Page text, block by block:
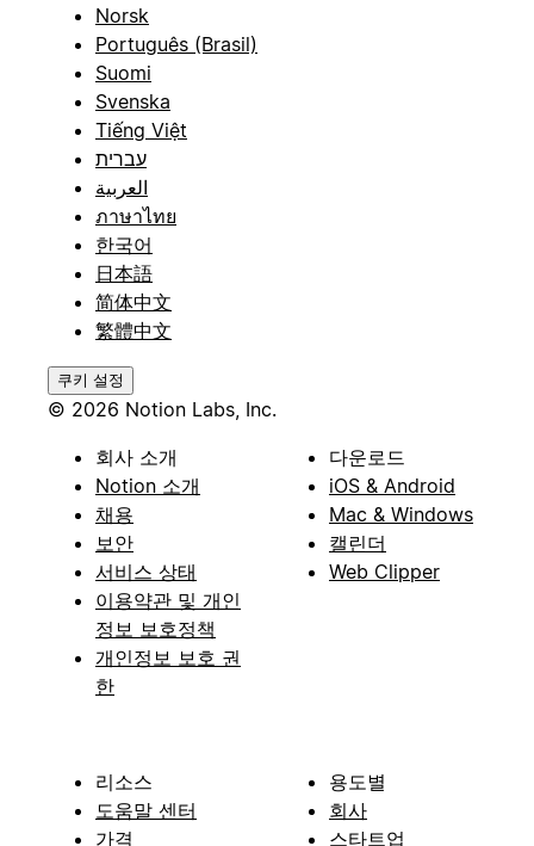
Norsk
Português (Brasil)
Suomi
Svenska
Tiếng Việt
עברית
العربية
ภาษาไทย
한국어
日本語
简体中文
繁體中文
쿠키 설정
© 2026 Notion Labs, Inc.
회사 소개
Notion 소개
채용
보안
서비스 상태
이용약관 및 개인
정보 보호정책
개인정보 보호 권
한
다운로드
iOS & Android
Mac & Windows
캘린더
Web Clipper
리소스
도움말 센터
가격
용도별
회사
스타트업